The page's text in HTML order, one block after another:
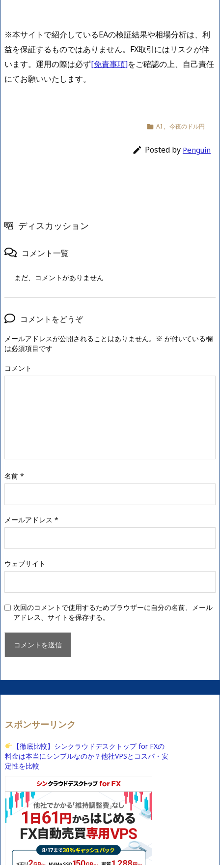
※本サイトで紹介しているEAの検証結果や相場分析は、利
益を保証するものではありません。FX取引にはリスクが伴
います。運用の際は必ず[免責事項]をご確認の上、自己責任
にてお願いいたします。
 AI , 今夜のドル円
 Posted by Penguin
ディスカッション
コメント一覧
まだ、コメントがありません
コメントをどうぞ
メールアドレスが公開されることはありません。 ※ が付いている欄
は必須項目です
コメント
名前 *
メールアドレス *
ウェブサイト
次回のコメントで使用するためブラウザーに自分の名前、メール
アドレス、サイトを保存する。
スポンサーリンク
【徹底比較】シンクラウドデスクトップ for FXの
料金は本当にシンプルなのか？他社VPSとコスパ・安
定性を比較